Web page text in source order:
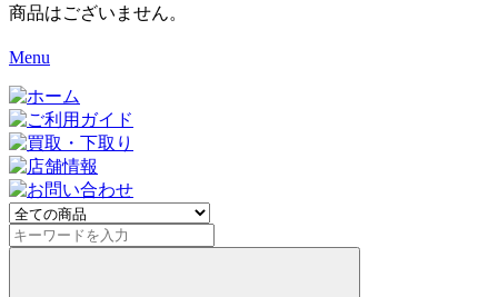
商品はございません。
Menu